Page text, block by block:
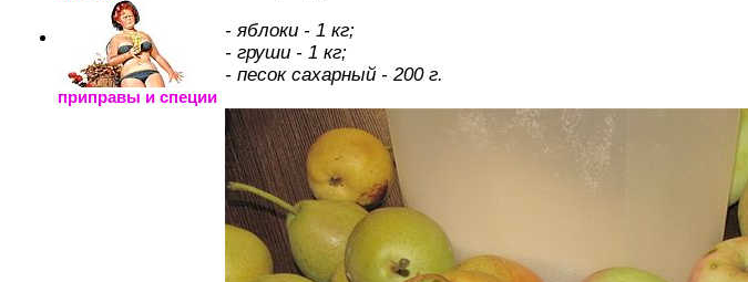
приправы и специи
- яблоки - 1 кг;
- груши - 1 кг;
- песок сахарный - 200 г.